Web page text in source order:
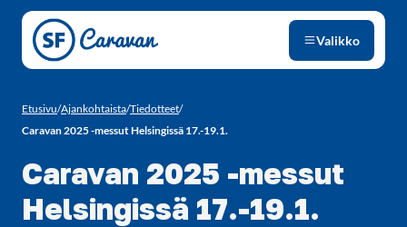
Siirry sivun sisältöön
Valikko
Etusivu/Ajankohtaista/Tiedotteet/
Caravan 2025 -messut Helsingissä 17.-19.1.
Caravan 2025 -messut
Helsingissä 17.-19.1.